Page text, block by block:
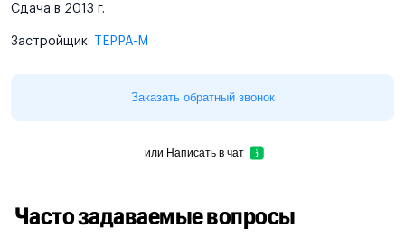
Сдача в 2013 г.
Застройщик: ТЕРРА-М
Заказать обратный звонок
или Написать в чат
Часто задаваемые вопросы